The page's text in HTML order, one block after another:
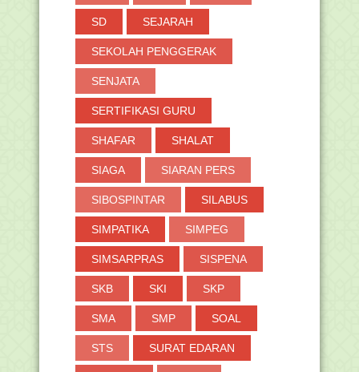
SD SEJARAH
SEKOLAH PENGGERAK
SENJATA
SERTIFIKASI GURU
SHAFAR SHALAT
SIAGA SIARAN PERS
SIBOSPINTAR SILABUS
SIMPATIKA SIMPEG
SIMSARPRAS SISPENA
SKB SKI SKP
SMA SMP SOAL
STS SURAT EDARAN